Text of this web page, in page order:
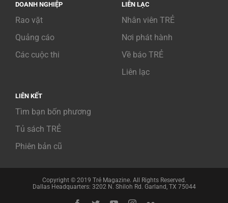
DOANH NGHIỆP
Rao vặt
Quảng cáo
Các cuộc thi
LIÊN LẠC
Nhân viên TRẺ
Nơi phát hành
Về báo TRẺ
Liên lạc
LIÊN KẾT
Tìm bạn bốn phương
Tủ sách TRẺ
Phiên bản cũ
Copyright © 2019 Trẻ Magazine. All Rights Reserved.
Dallas Headquarters: 3202 N. Shiloh Rd. Garland, TX 75044